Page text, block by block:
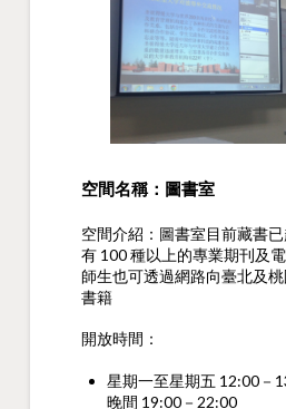
空間名稱：圖書室
空間介紹：圖書室目前藏書
有 100 種以上的專業期刊及
師生也可透過網路向臺北及
書籍
開放時間：
星期一至星期五 12:00－
晚間 19:00－22:00